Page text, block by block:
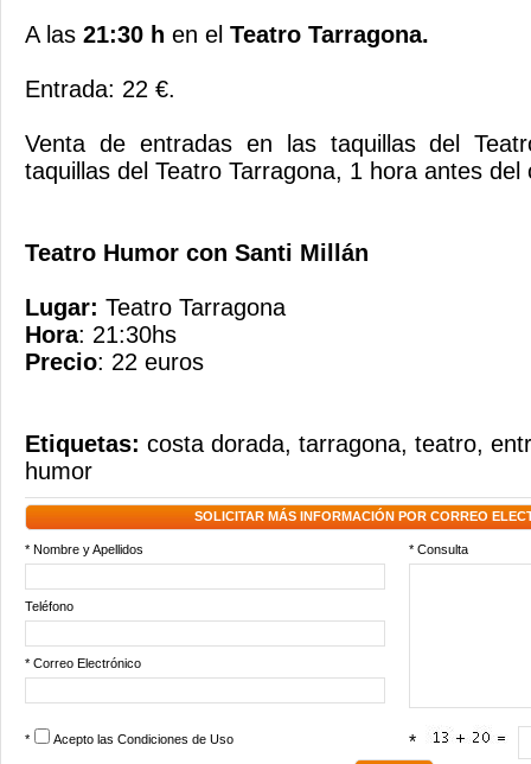
A las 21:30 h en el Teatro Tarragona.
Entrada: 22 €.
Venta de entradas en las taquillas del
taquillas del Teatro Tarragona, 1 hora antes del
Teatro Humor con Santi Millán
Lugar: Teatro Tarragona
Hora: 21:30hs
Precio: 22 euros
Etiquetas: costa dorada, tarragona, teatro,
humor
SOLICITAR MÁS INFORMACIÓN POR CORREO
* Nombre y Apellidos * Consulta
Teléfono
* Correo Electrónico
* Acepto las Condiciones de Uso *